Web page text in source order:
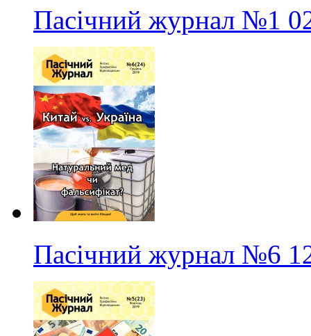
Пасічний журнал №1
Пасічний журнал №6